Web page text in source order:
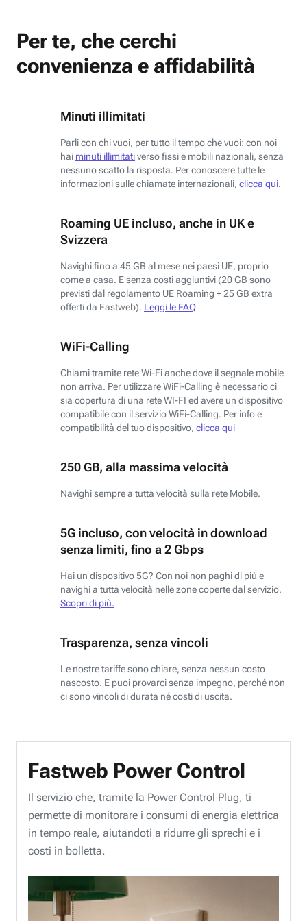
Per te, che cerchi
convenienza e affidabilità
Minuti illimitati
Parli con chi vuoi, per tutto il tempo che vuoi: con noi
hai minuti illimitativerso fissi e mobili nazionali, senza
nessuno scatto la risposta. Per conoscere tutte le
informazioni sulle chiamate internazionali, clicca qui.
Roaming UE incluso, anche in UK e
Svizzera
Navighi fino a 45 GB al mese nei paesi UE, proprio
come a casa. E senza costi aggiuntivi (20 GB sono
previsti dal regolamento UE Roaming + 25 GB extra
offerti da Fastweb). Leggi le FAQ
WiFi-Calling
Chiami tramite rete Wi-Fi anche dove il segnale mobile
non arriva. Per utilizzare WiFi-Calling è necessario ci
sia copertura di una rete WI-FI ed avere un dispositivo
compatibile con il servizio WiFi-Calling. Per info e
compatibilità del tuo dispositivo, clicca qui
250 GB, alla massima velocità
Navighi sempre a tutta velocità sulla rete Mobile.
5G incluso, con velocità in download
senza limiti, fino a 2 Gbps
Hai un dispositivo 5G? Con noi non paghi di più e
navighi a tutta velocità nelle zone coperte dal servizio.
Scopri di più.
Trasparenza, senza vincoli
Le nostre tariffe sono chiare, senza nessun costo
nascosto. E puoi provarci senza impegno, perché non
ci sono vincoli di durata né costi di uscita.
Fastweb Power Control
Il servizio che, tramite la Power Control Plug, ti
permette di monitorare i consumi di energia elettrica
in tempo reale, aiutandoti a ridurre gli sprechi e i
costi in bolletta.